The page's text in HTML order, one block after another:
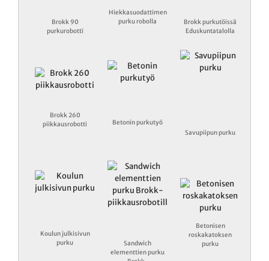
Brokk 90
purkurobotti
Hiekkasuodattimen
purku robolla
Brokk purkutöissä
Eduskuntatalolla
Brokk 260
piikkausrobotti
Betonin purkutyö
Savupiipun purku
Koulun julkisivun
purku
Sandwich
elementtien purku
Betonisen
roskakatoksen
purku